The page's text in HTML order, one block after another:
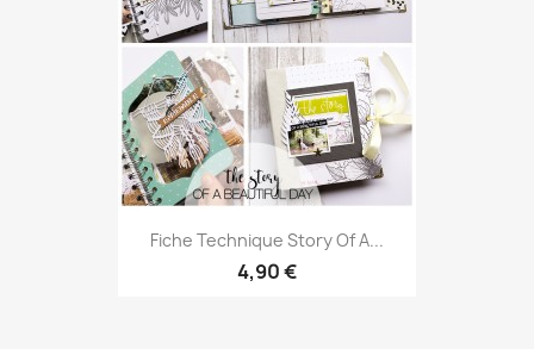
Fiche Technique Story Of A...
4,90 €